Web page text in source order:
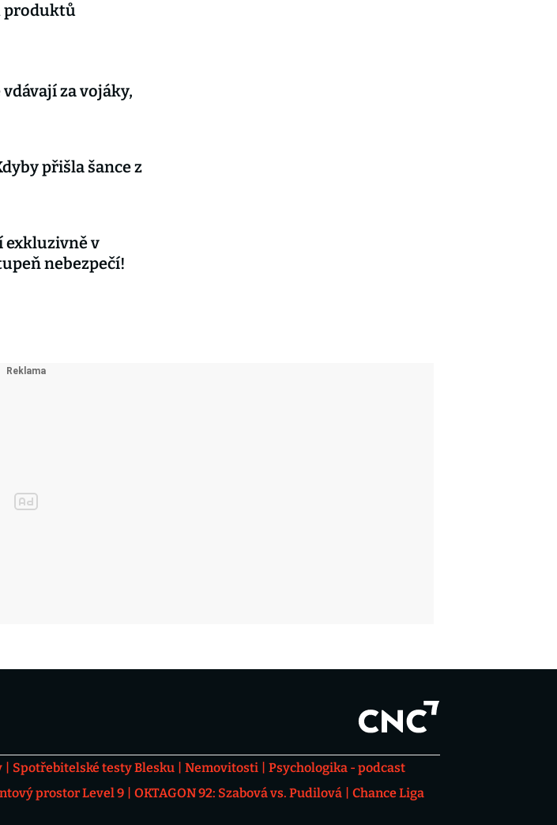
produktů
za vojáky,
přišla šance z
exkluzivně v
nebezpečí!
Spotřebitelské testy Blesku Nemovitosti
Psychologika - podcast
prostor Level 9 OKTAGON 92: Szabová vs. Pudilová
Chance Liga